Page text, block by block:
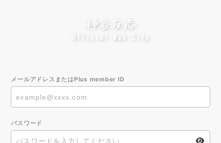
メールアドレスまたはPlus member ID
パスワード